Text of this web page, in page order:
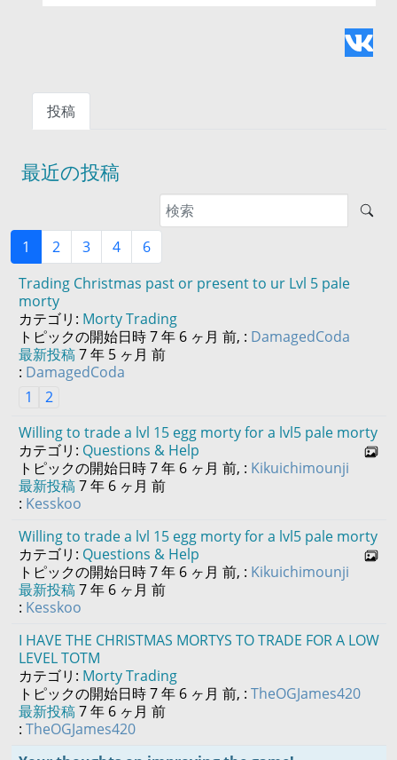
投稿
最近の投稿
1 2 3 4
6
Trading Christmas past or present to ur Lvl 5 pale
morty
カテゴリ: Morty Trading
トピックの開始日時 7 年 6 ヶ月 前, : DamagedCoda
最新投稿7 年 5 ヶ月 前
: DamagedCoda
1
2
Willing to trade a lvl 15 egg morty for a lvl5 pale morty
カテゴリ: Questions & Help
トピックの開始日時 7 年 6 ヶ月 前, : Kikuichimounji
最新投稿7 年 6 ヶ月 前
: Kesskoo
Willing to trade a lvl 15 egg morty for a lvl5 pale morty
カテゴリ: Questions & Help
トピックの開始日時 7 年 6 ヶ月 前, : Kikuichimounji
最新投稿7 年 6 ヶ月 前
: Kesskoo
I HAVE THE CHRISTMAS MORTYS TO TRADE FOR A LOW
LEVEL TOTM
カテゴリ: Morty Trading
トピックの開始日時 7 年 6 ヶ月 前, : TheOGJames420
最新投稿7 年 6 ヶ月 前
: TheOGJames420